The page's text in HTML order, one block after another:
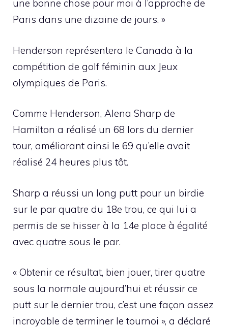
une bonne chose pour moi à l’approche de
Paris dans une dizaine de jours. »
Henderson représentera le Canada à la
compétition de golf féminin aux Jeux
olympiques de Paris.
Comme Henderson, Alena Sharp de
Hamilton a réalisé un 68 lors du dernier
tour, améliorant ainsi le 69 qu’elle avait
réalisé 24 heures plus tôt.
Sharp a réussi un long putt pour un birdie
sur le par quatre du 18e trou, ce qui lui a
permis de se hisser à la 14e place à égalité
avec quatre sous le par.
« Obtenir ce résultat, bien jouer, tirer quatre
sous la normale aujourd’hui et réussir ce
putt sur le dernier trou, c’est une façon assez
incroyable de terminer le tournoi », a déclaré